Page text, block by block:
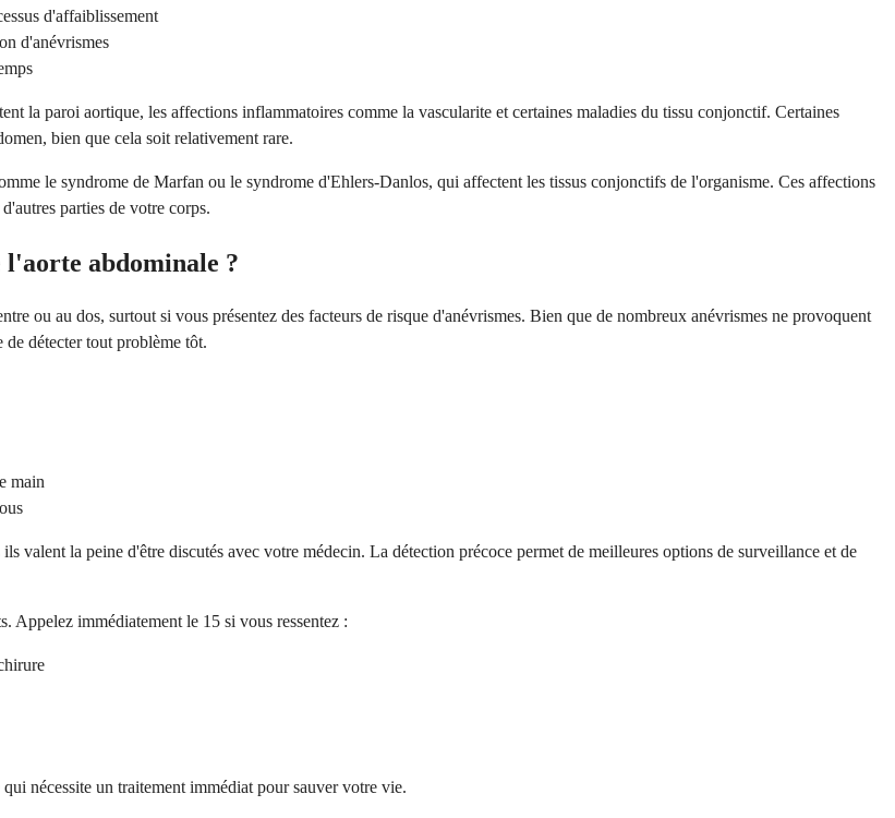
d'affaiblissement
d'anévrismes
la paroi aortique, les affections inflammatoires comme la vascularite et certaines maladies du tissu conjonctif. Certaines
bien que cela soit relativement rare.
le syndrome de Marfan ou le syndrome d'Ehlers-Danlos, qui affectent les tissus conjonctifs de l'organisme. Ces affections
parties de votre corps.
l'aorte abdominale ?
ou au dos, surtout si vous présentez des facteurs de risque d'anévrismes. Bien que de nombreux anévrismes ne provoquent
détecter tout problème tôt.
main
valent la peine d'être discutés avec votre médecin. La détection précoce permet de meilleures options de surveillance et de
Appelez immédiatement le 15 si vous ressentez :
nécessite un traitement immédiat pour sauver votre vie.